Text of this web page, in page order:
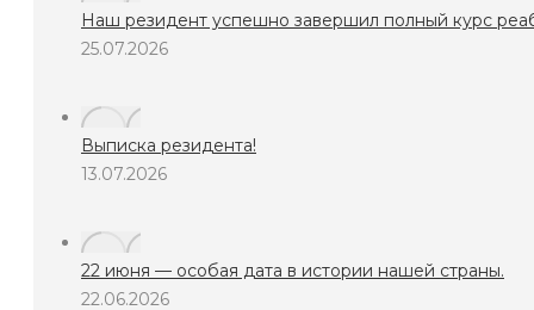
Наш резидент успешно завершил полный курс
25.07.2026
Выписка резидента!
13.07.2026
22 июня — особая дата в истории нашей страны.
22.06.2026